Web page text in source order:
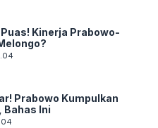
Kinerja Prabowo-
Prabowo Kumpulkan
Bahas Ini